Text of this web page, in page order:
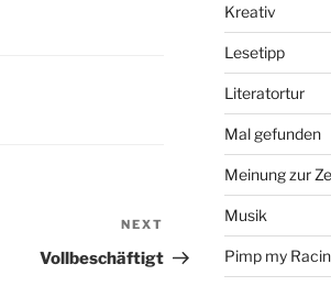
Post
NEXT
Vollbeschäftigt
Kreativ
Lesetipp
Literatortur
Mal gefunden
Meinung zur
Musik
Pimp my